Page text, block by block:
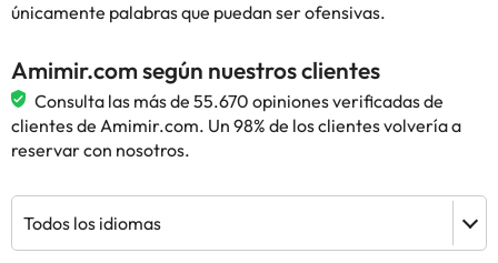
únicamente palabras que puedan ser ofensivas.
Amimir.com según nuestros clientes
Consulta las más de 55.670 opiniones verificadas de
clientes de Amimir.com. Un 98% de los clientes volvería a
reservar con nosotros.